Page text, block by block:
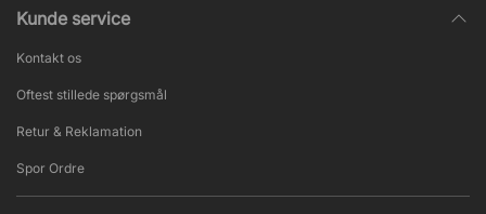
Kunde service
Kontakt os
Oftest stillede spørgsmål
Retur & Reklamation
Spor Ordre